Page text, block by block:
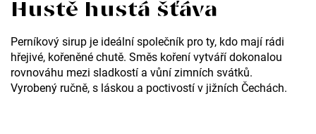
Hustě hustá šťáva
Perníkový sirup je ideální společník pro ty, kdo mají rádi
hřejivé, kořeněné chutě. Směs koření vytváří dokonalou
rovnováhu mezi sladkostí a vůní zimních svátků.
Vyrobený ručně, s láskou a poctivostí v jižních Čechách.
č
u
j
e
m